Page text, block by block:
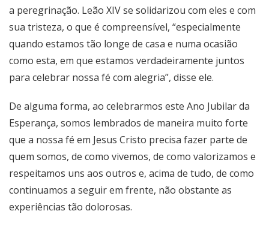
a peregrinação. Leão XIV se solidarizou com eles e com
sua tristeza, o que é compreensível, “especialmente
quando estamos tão longe de casa e numa ocasião
como esta, em que estamos verdadeiramente juntos
para celebrar nossa fé com alegria”, disse ele.
De alguma forma, ao celebrarmos este Ano Jubilar da
Esperança, somos lembrados de maneira muito forte
que a nossa fé em Jesus Cristo precisa fazer parte de
quem somos, de como vivemos, de como valorizamos e
respeitamos uns aos outros e, acima de tudo, de como
continuamos a seguir em frente, não obstante as
experiências tão dolorosas.